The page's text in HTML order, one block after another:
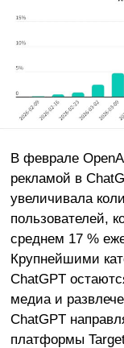
В феврале
рекламой в
увеличивала
пользователей,
среднем 17 %
Крупнейшими
ChatGPT
медиа и
ChatGPT
платформы